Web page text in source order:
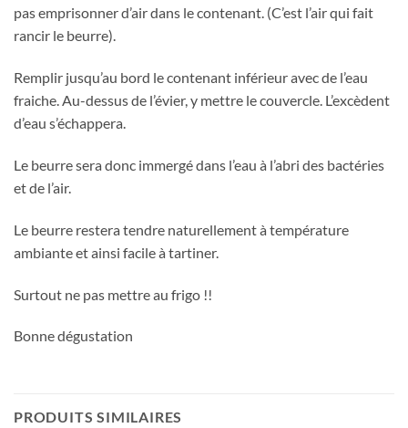
pas emprisonner d’air dans le contenant. (C’est l’air qui fait
rancir le beurre).
Remplir jusqu’au bord le contenant inférieur avec de l’eau
fraiche. Au-dessus de l’évier, y mettre le couvercle. L’excèdent
d’eau s’échappera.
Le beurre sera donc immergé dans l’eau à l’abri des bactéries
et de l’air.
Le beurre restera tendre naturellement à température
ambiante et ainsi facile à tartiner.
Surtout ne pas mettre au frigo !!
Bonne dégustation
PRODUITS SIMILAIRES